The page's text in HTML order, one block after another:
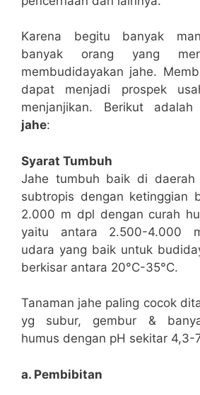
Karena begitu banyak
banyak orang yang
membudidayakan jahe.
dapat menjadi prospek
menjanjikan. Berikut adalah
jahe:
Syarat Tumbuh
Jahe tumbuh baik di daerah
subtropis dengan ketinggian
2.000 m dpl dengan curah
yaitu antara 2.500-4.000
udara yang baik untuk
berkisar antara 20°C-35°C.
Tanaman jahe paling cocok
yg subur, gembur &
humus dengan pH sekitar 4,3-
a. Pembibitan